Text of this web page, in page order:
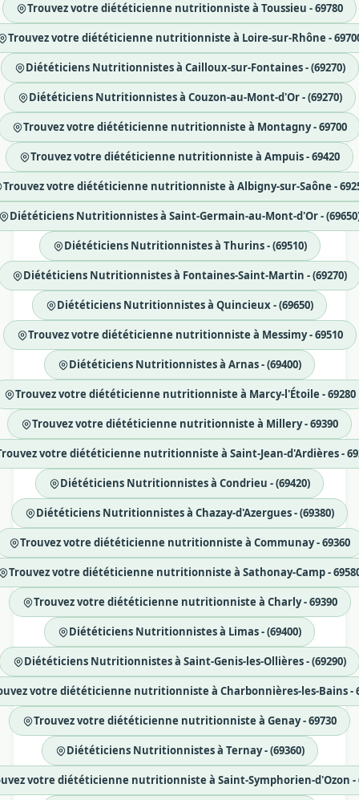
Trouvez votre diététicienne nutritionniste à Toussieu - 69780
Trouvez votre diététicienne nutritionniste à Loire-sur-Rhône -
Diététiciens Nutritionnistes à Cailloux-sur-Fontaines - (69270)
Diététiciens Nutritionnistes à Couzon-au-Mont-d'Or - (69270)
Trouvez votre diététicienne nutritionniste à Montagny - 69700
Trouvez votre diététicienne nutritionniste à Ampuis - 69420
Trouvez votre diététicienne nutritionniste à Albigny-sur-Saône -
Diététiciens Nutritionnistes à Saint-Germain-au-Mont-d'Or -
Diététiciens Nutritionnistes à Thurins - (69510)
Diététiciens Nutritionnistes à Fontaines-Saint-Martin - (69270)
Diététiciens Nutritionnistes à Quincieux - (69650)
Trouvez votre diététicienne nutritionniste à Messimy - 69510
Diététiciens Nutritionnistes à Arnas - (69400)
Trouvez votre diététicienne nutritionniste à Marcy-l'Étoile - 69280
Trouvez votre diététicienne nutritionniste à Millery - 69390
votre diététicienne nutritionniste à Saint-Jean-d'Ardières -
Diététiciens Nutritionnistes à Condrieu - (69420)
Diététiciens Nutritionnistes à Chazay-d'Azergues - (69380)
Trouvez votre diététicienne nutritionniste à Communay - 69360
Trouvez votre diététicienne nutritionniste à Sathonay-Camp -
Trouvez votre diététicienne nutritionniste à Charly - 69390
Diététiciens Nutritionnistes à Limas - (69400)
Diététiciens Nutritionnistes à Saint-Genis-les-Ollières - (69290)
votre diététicienne nutritionniste à Charbonnières-les-Bains -
Trouvez votre diététicienne nutritionniste à Genay - 69730
Diététiciens Nutritionnistes à Ternay - (69360)
votre diététicienne nutritionniste à Saint-Symphorien-d'Ozon -